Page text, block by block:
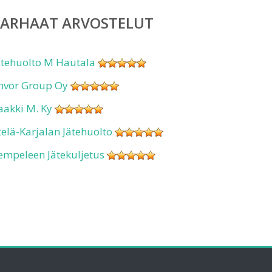
ARVOSTELUT
M Hautala
Group Oy
M. Ky
Karjalan Jätehuolto
Jätekuljetus